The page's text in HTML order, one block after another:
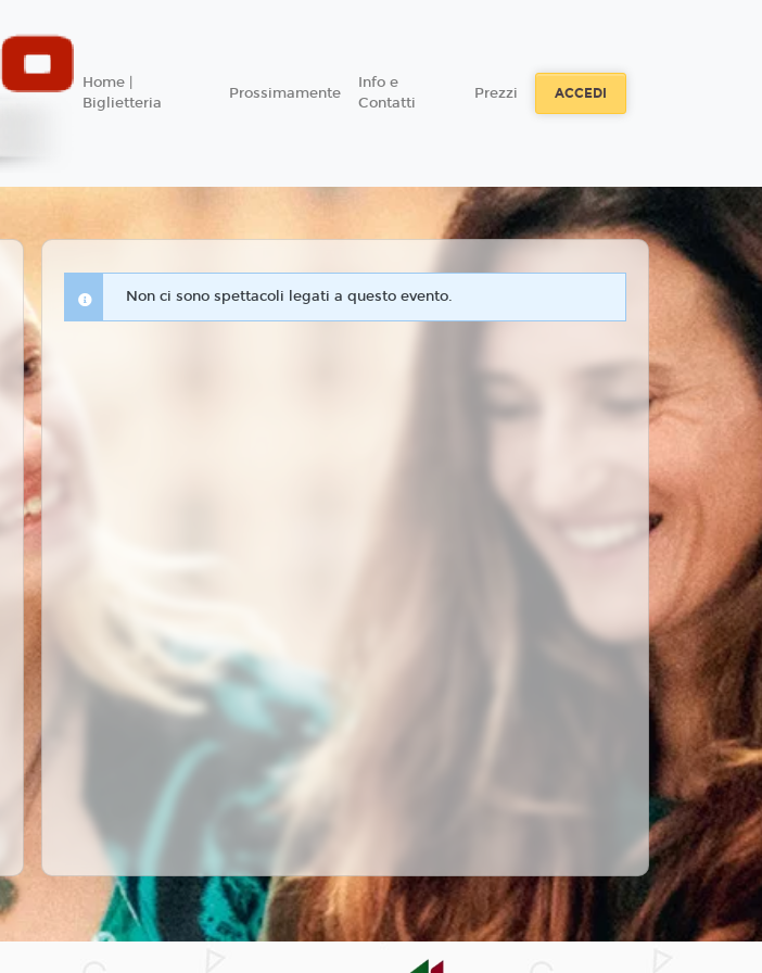
Home |
Biglietteria
Prossimamente
Info e
Contatti
Prezzi ACCEDI
Non ci sono spettacoli legati a questo evento.